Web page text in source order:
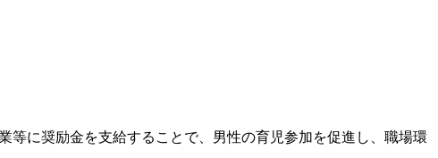
に奨励金を支給することで、男性の育児参加を促進し、職場環